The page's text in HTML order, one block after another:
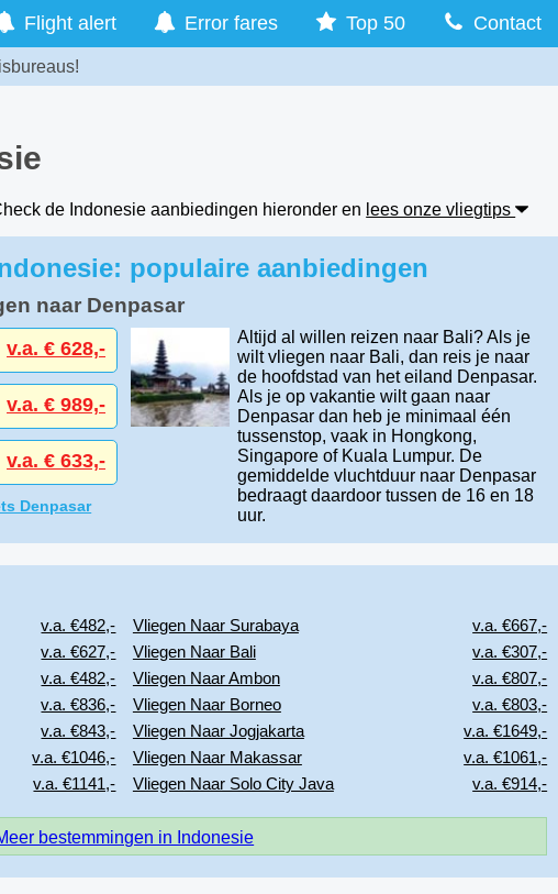
Flight alert Error fares Top 50 Contact
de Indonesie aanbiedingen hieronder en lees onze vliegtips
populaire aanbiedingen
naar Denpasar
v.a. € 628,-
v.a. € 989,-
v.a. € 633,-
Denpasar
Altijd al willen reizen naar Bali? Als je
wilt vliegen naar Bali, dan reis je naar
de hoofdstad van het eiland Denpasar.
Als je op vakantie wilt gaan naar
Denpasar dan heb je minimaal één
tussenstop, vaak in Hongkong,
Singapore of Kuala Lumpur. De
gemiddelde vluchtduur naar Denpasar
bedraagt daardoor tussen de 16 en 18
uur.
v.a. €482,- Vliegen Naar Surabaya
v.a. €667,-
v.a. €627,- Vliegen Naar Bali
v.a. €307,-
v.a. €482,- Vliegen Naar Ambon
v.a. €807,-
v.a. €836,- Vliegen Naar Borneo
v.a. €803,-
v.a. €843,- Vliegen Naar Jogjakarta
v.a. €1649,-
v.a. €1046,- Vliegen Naar Makassar
v.a. €1061,-
v.a. €1141,- Vliegen Naar Solo City Java v.a. €914,-
bestemmingen in Indonesie